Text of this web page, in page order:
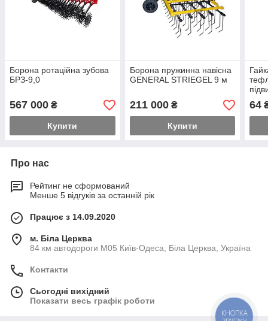
Борона ротаційна зубова
БРЗ-9,0
567 000 ₴
Купити
Борона пружинна навісна
GENERAL STRIEGEL 9 м
211 000₴
Купити
64
Про нас
Рейтинг не сформований
Менше 5 відгуків за останній рік
Працює з 14.09.2020
м. Біла Церква
84 км автодороги М05 Київ-Одеса, Біла Церква, Україна
Контакти
Сьогодні вихідний
Показати весь графік роботи
КНОПКА